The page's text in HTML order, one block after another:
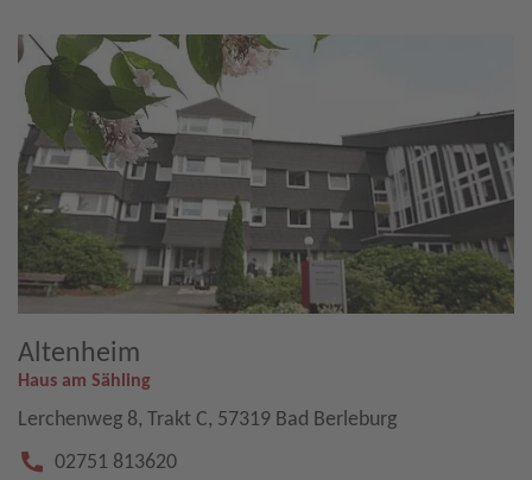
Altenheim
Haus am Sähling
Lerchenweg 8, Trakt C, 57319 Bad Berleburg
02751 813620